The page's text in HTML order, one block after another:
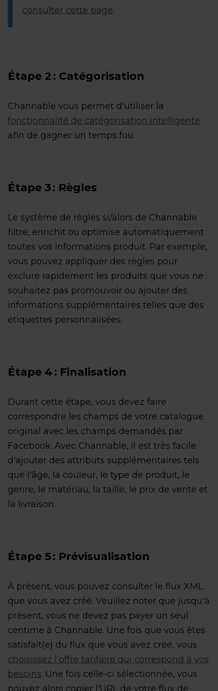
consulter cette page.
Étape 2 : Catégorisation
Channable vous permet d'utiliser la
fonctionnalité de catégorisation intelligente
afin de gagner un temps fou.
Étape 3 : Règles
Le système de règles si/alors de Channable
filtre, enrichit ou optimise automatiquement
toutes vos informations produit. Par exemple,
vous pouvez appliquer des règles pour
exclure rapidement les produits que vous ne
souhaitez pas promouvoir ou ajouter des
informations supplémentaires telles que des
étiquettes personnalisées.
Étape 4 : Finalisation
Durant cette étape, vous devez faire
correspondre les champs de votre catalogue
original avec les champs demandés par
Facebook. Avec Channable, il est très facile
d'ajouter des attributs supplémentaires tels
que l'âge, la couleur, le type de produit, le
genre, le matériau, la taille, le prix de vente et
la livraison.
Étape 5 : Prévisualisation
À présent, vous pouvez consulter le flux XML
que vous avez créé. Veuillez noter que jusqu'à
présent, vous ne devez pas payer un seul
centime à Channable. Une fois que vous êtes
satisfait(e) du flux que vous avez créé, vous
choisissez l’offre tarifaire qui correspond à vos
besoins. Une fois celle-ci sélectionnée, vous
pouvez alors copier l'URL de votre flux de